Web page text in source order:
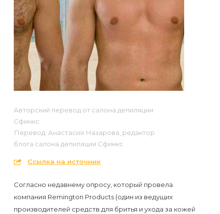
Шугаринг
Мужская
депиляция
Бикини-
дизайн
Отзывы
Материалы
и
инструменты
Партнерство
Администраторы
Видео
Вопросы-
ответы
Статьи
Форум
Подготовка
к
процедуре
эпиляции
воском
сахаром
Эпиляция
и
Формула-1
КОНТАКТЫ
Авторский перевод от салона депиляции
Сфинкс
Перевод: Анастасия Назарова, редактор
блога салона депиляции Сфинкс
Ссылка на источник
Согласно недавнему опросу, который провела
компания Remington Products (один из ведущих
производителей средств для бритья и ухода за кожей